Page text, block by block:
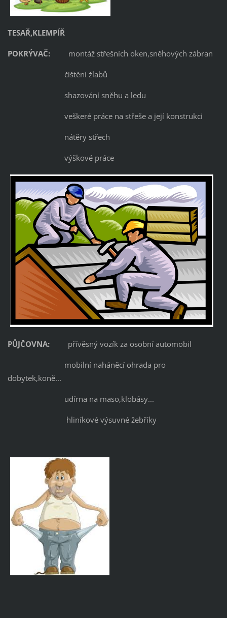
TESAŘ,KLEMPÍŘ
POKRÝVAČ:montáž střešních oken,sněhových zábran
čištění žlabů
shazování sněhu a ledu
veškeré práce na střeše a její konstrukci
nátěry střech
výškové práce
PŮJČOVNA:přívěsný vozík za osobní automobil
mobilní naháněcí ohrada pro
dobytek,koně...
udírna na maso,klobásy...
hliníkové výsuvné žebříky